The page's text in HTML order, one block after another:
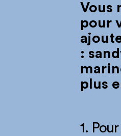
Vous
pour
:
plus
1.